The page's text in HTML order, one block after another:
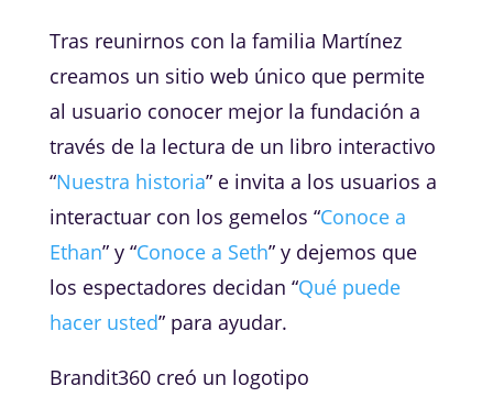
Tras reunirnos con la familia Martínez
creamos un sitio web único que permite
al usuario conocer mejor la fundación a
través de la lectura de un libro interactivo
“Nuestra historia” e invita a los usuarios a
interactuar con los gemelos “Conoce a
Ethan” y “Conoce a Seth” y dejemos que
los espectadores decidan “Qué puede
hacer usted” para ayudar.
Brandit360 creó un logotipo